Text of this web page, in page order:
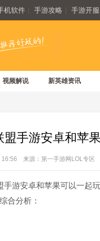
机软件 手游攻略 手游开
视频解说 新英雄资讯
盟手游安卓和苹
来源：第一手游网LOL专区
手游安卓和苹果可以一起
合分析：